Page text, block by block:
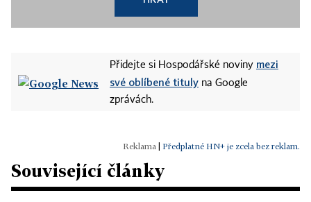
Přidejte si Hospodářské noviny mezi
své oblíbené tituly na Google
zprávách.
Předplatné HN+ je zcela bez reklam.
Související články